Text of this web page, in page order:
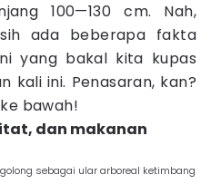
100—130 cm. Nah,
ada beberapa fakta
yang bakal kita kupas
kali ini. Penasaran, kan?
bawah!
dan makanan
sebagai ular arboreal ketimbang